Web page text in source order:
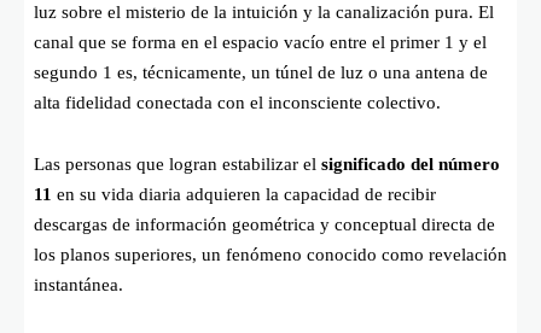
luz sobre el misterio de la intuición y la canalización pura. El
canal que se forma en el espacio vacío entre el primer 1 y el
segundo 1 es, técnicamente, un túnel de luz o una antena de
alta fidelidad conectada con el inconsciente colectivo.
Las personas que logran estabilizar el significado del número
11 en su vida diaria adquieren la capacidad de recibir
descargas de información geométrica y conceptual directa de
los planos superiores, un fenómeno conocido como revelación
instantánea.